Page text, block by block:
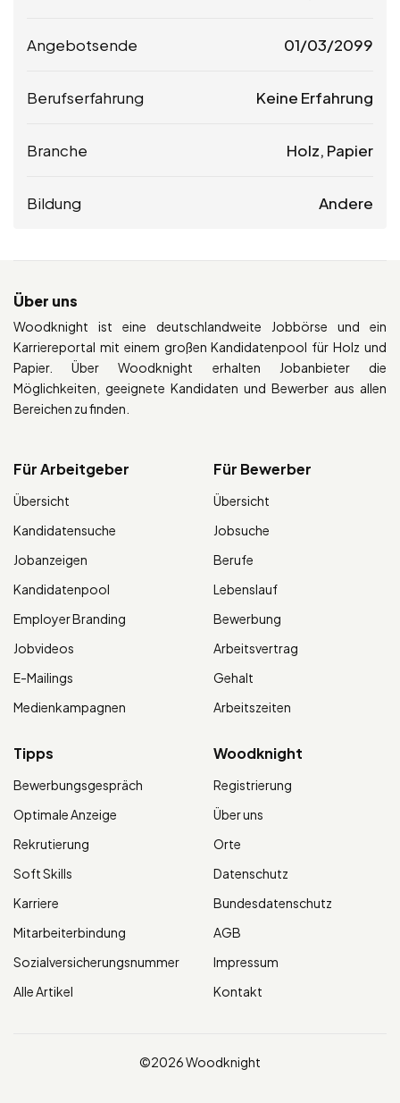
Angebotsende 01/03/2099
Berufserfahrung Keine Erfahrung
Branche Holz, Papier
Bildung Andere
Über uns
Woodknight ist eine deutschlandweite Jobbörse und ein
Karriereportal mit einem großen Kandidatenpool für Holz und
Papier. Über Woodknight erhalten Jobanbieter die
Möglichkeiten, geeignete Kandidaten und Bewerber aus allen
Bereichen zu finden.
Für Arbeitgeber
Übersicht
Kandidatensuche
Jobanzeigen
Kandidatenpool
Employer Branding
Jobvideos
E-Mailings
Medienkampagnen
Für Bewerber
Übersicht
Jobsuche
Berufe
Lebenslauf
Bewerbung
Arbeitsvertrag
Gehalt
Arbeitszeiten
Tipps
Bewerbungsgespräch
Optimale Anzeige
Rekrutierung
Soft Skills
Karriere
Mitarbeiterbindung
Sozialversicherungsnummer
Alle Artikel
Woodknight
Registrierung
Über uns
Orte
Datenschutz
Bundesdatenschutz
AGB
Impressum
Kontakt
©2026 Woodknight